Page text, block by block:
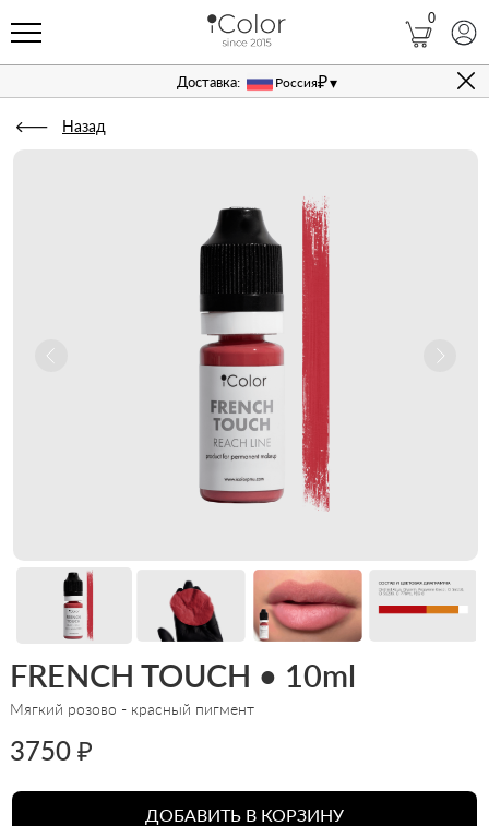
0
Доставка: Россия₽▾
Назад
FRENCH TOUCH • 10ml
Мягкий розово - красный пигмент
3750 ₽
ДОБАВИТЬ В КОРЗИНУ